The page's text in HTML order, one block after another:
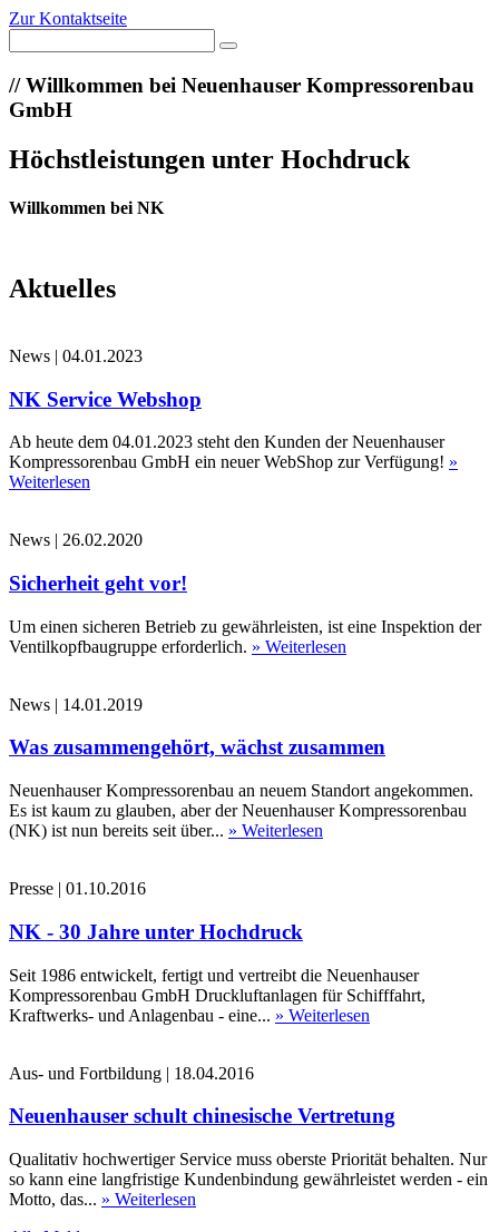
Zur Kontaktseite
//Willkommen bei Neuenhauser Kompressorenbau
GmbH
Höchstleistungen unter Hochdruck
Willkommen bei NK
Aktuelles
News | 04.01.2023
NK Service Webshop
Ab heute dem 04.01.2023 steht den Kunden der Neuenhauser
Kompressorenbau GmbH ein neuer WebShop zur Verfügung! »
Weiterlesen
News | 26.02.2020
Sicherheit geht vor!
Um einen sicheren Betrieb zu gewährleisten, ist eine Inspektion der
Ventilkopfbaugruppe erforderlich. » Weiterlesen
News | 14.01.2019
Was zusammengehört, wächst zusammen
Neuenhauser Kompressorenbau an neuem Standort angekommen.
Es ist kaum zu glauben, aber der Neuenhauser Kompressorenbau
(NK) ist nun bereits seit über... » Weiterlesen
Presse | 01.10.2016
NK - 30 Jahre unter Hochdruck
Seit 1986 entwickelt, fertigt und vertreibt die Neuenhauser
Kompressorenbau GmbH Druckluftanlagen für Schifffahrt,
Kraftwerks- und Anlagenbau - eine... » Weiterlesen
Aus- und Fortbildung | 18.04.2016
Neuenhauser schult chinesische Vertretung
Qualitativ hochwertiger Service muss oberste Priorität behalten. Nur
so kann eine langfristige Kundenbindung gewährleistet werden - ein
Motto, das... » Weiterlesen